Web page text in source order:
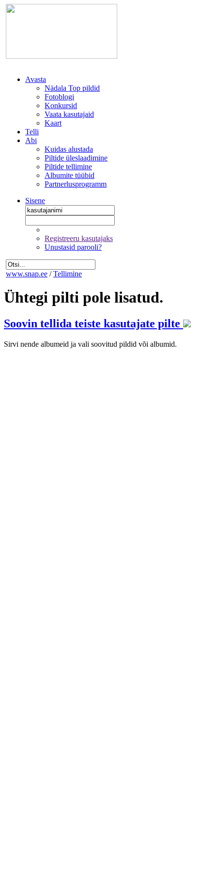
Avasta
Nädala Top pildid
Fotoblogi
Konkursid
Vaata kasutajaid
Kaart
Telli
Abi
Kuidas alustada
Piltide üleslaadimine
Piltide tellimine
Albumite tüübid
Partnerlusprogramm
Sisene
Registreeru kasutajaks
Unustasid parooli?
www.snap.ee / Tellimine
Ühtegi pilti pole lisatud.
Soovin tellida teiste kasutajate pilte
Sirvi nende albumeid ja vali soovitud pildid või albumid.